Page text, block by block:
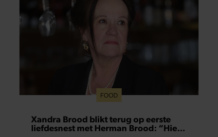
FOOD
Xandra Brood blikt terug op eerste
liefdesnest met Herman Brood: “Hier